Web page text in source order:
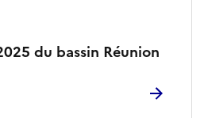
du bassin Réunion